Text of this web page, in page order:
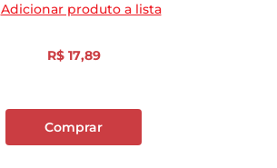
Adicionar produto a lista
R$ 17,89
Comprar